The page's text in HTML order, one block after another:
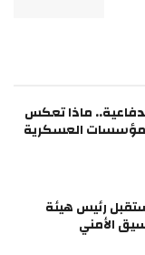
ماذا تعكس
للمؤسسات العسكرية
رئيس هيئة
الأمني